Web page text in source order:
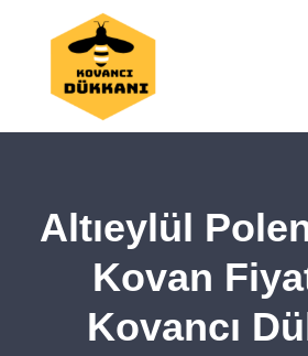
Altıeylül
Kovan
Kovancı